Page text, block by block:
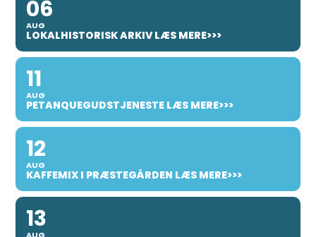
06
AUG
LOKALHISTORISK ARKIV LÆS MERE>>>
11
AUG
PETANQUEGUDSTJENESTE LÆS MERE>>>
12
AUG
KAFFEMIX I PRÆSTEGÅRDEN LÆS MERE>>>
13